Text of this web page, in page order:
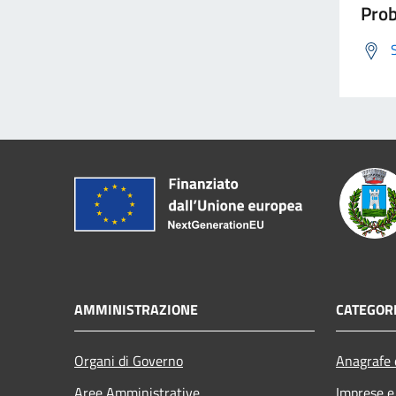
AMMINISTRAZIONE
Organi di Governo